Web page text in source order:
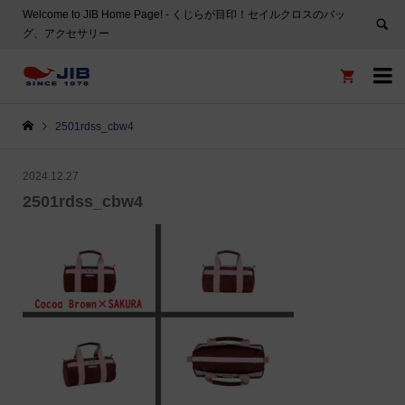
Welcome to JIB Home Page! ‐ くじらが目印！セイルクロスのバッ
グ、アクセサリー


2501rdss_cbw4
2024.12.27
2501rdss_cbw4